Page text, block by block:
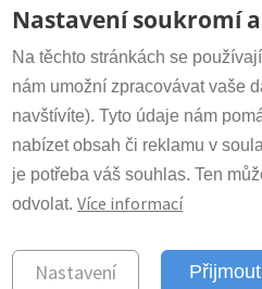
Pozvánka na 10.
Veletrh vědy Akademie
Sekretariát:+420 266 009 318
irsm@irsm.cas.cz
Důležité odkazy
www.avcr.cz
© 2023 Ústav
hornin Akademie
Nastavení soukromí
Na těchto stránkách se
nám umožní zpracovávat vaše
navštívíte). Tyto údaje nám
nabízet obsah či reklamu v
je potřeba váš souhlas. Ten
odvolat. Více informací
Nastavení